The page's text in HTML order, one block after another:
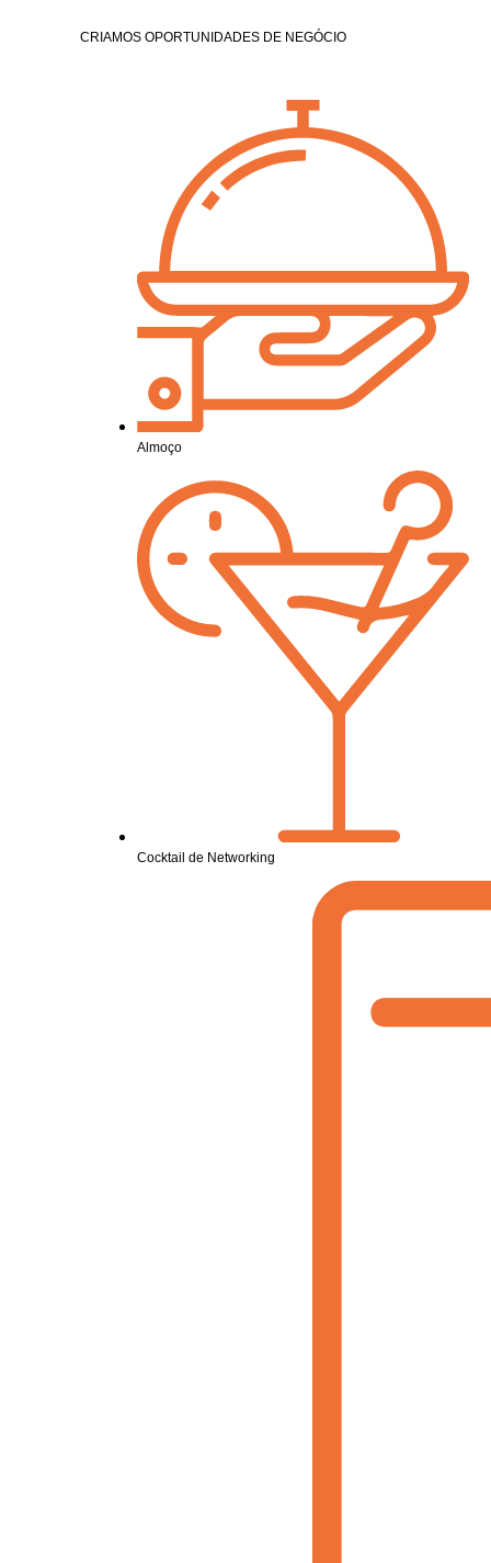
CRIAMOS OPORTUNIDADES DE NEGÓCIO
Almoço
Cocktail de Networking